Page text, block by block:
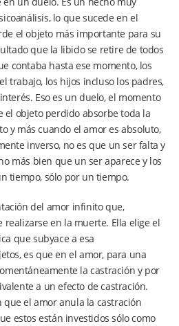
lo que sucede en el
el objeto más importante para su
que la libido se retire de todos
contaba hasta ese momento, los
trabajo, los hijos incluso los padres,
Eso es un duelo, el momento
el objeto perdido absorbe toda la
y más cuando el amor es absoluto,
inverso, no es que un ser falta y
más bien que un ser aparece y los
tiempo, sólo por un tiempo.
del amor infinito que,
en la muerte. Ella elige el
que subyace a esa
es que en el amor, para una
la castración y por
a un efecto de castración.
que el amor anula la castración
estos están investidos sólo como